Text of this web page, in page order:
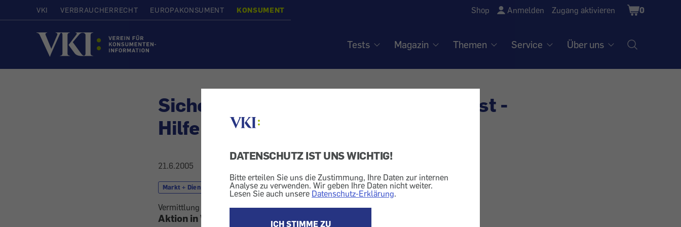
DATENSCHUTZ IST UNS WICHTIG!
Bitte erteilen Sie uns die Zustimmung, Ihre Daten zur internen
Analyse zu verwenden. Wir geben Ihre Daten nicht weiter.
Lesen Sie auch unsere Datenschutz-Erklärung.
ICH STIMME ZU
VKI VERBRAUCHERRECHT EUROPAKONSUMENT KONSUMENT Shop Anmelden Zugang aktivieren
Shopping
Cart
0
Startseite
Tests Magazin Themen Service Über uns
Sicherheit: Hotline für Aufsperrdienst -
Hilfe für Bürger
21.6.2005
Markt + Dienstleistung Dienstleistung Computer + Telekom Telefon
Vermittlung versierter Aufsperrdienste.
Aktion in Wien